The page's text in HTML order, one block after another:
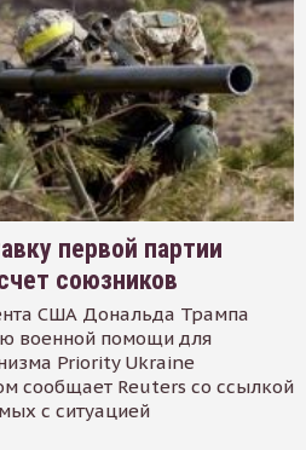
первой партии
союзников
США Дональда Трампа
военной помощи для
Priority Ukraine
сообщает Reuters со ссылкой
с ситуацией